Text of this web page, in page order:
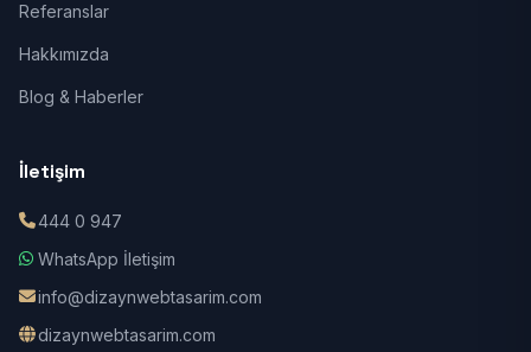
Referanslar
Hakkımızda
Blog & Haberler
İletişim
444 0 947
WhatsApp İletişim
info@dizaynwebtasarim.com
dizaynwebtasarim.com